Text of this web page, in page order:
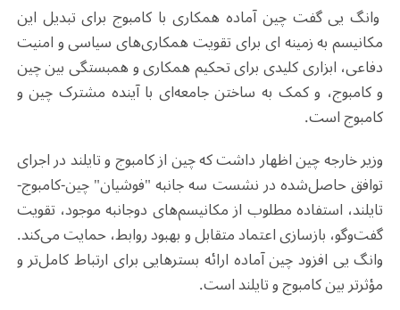
وانگ یی گفت چین آماده همکاری با کامبوج برای تبدیل این
مکانیسم به زمینه ای برای تقویت همکاری‌های سیاسی و امنیت
دفاعی، ابزاری کلیدی برای تحکیم همکاری و همبستگی بین چین
و کامبوج، و کمک به ساختن جامعه‌ای با آینده مشترک چین و
کامبوج است.
وزیر خارجه چین اظهار داشت که چین از کامبوج و تایلند در اجرای
توافق حاصل‌شده در نشست سه جانبه "فوشیان" چین-کامبوج-
تایلند، استفاده مطلوب از مکانیسم‌های دوجانبه موجود، تقویت
گفت‌وگو، بازسازی اعتماد متقابل و بهبود روابط، حمایت می‌کند.
وانگ یی افزود چین آماده ارائه بسترهایی برای ارتباط کامل‌تر و
مؤثرتر بین کامبوج و تایلند است.